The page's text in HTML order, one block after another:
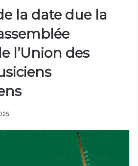
la date due la
l’Union des